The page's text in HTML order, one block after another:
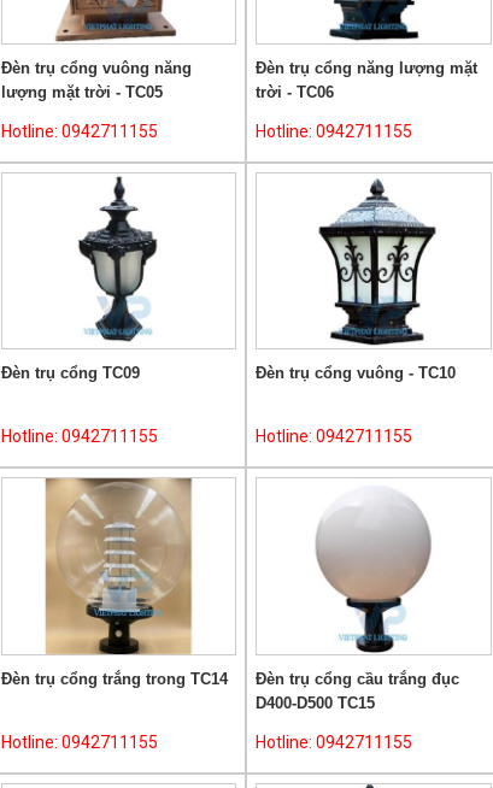
Đèn trụ cổng vuông năng
lượng mặt trời - TC05
Hotline: 0942711155
Đèn trụ cổng năng lượng mặt
trời - TC06
Hotline: 0942711155
Đèn trụ cổng TC09
Hotline: 0942711155
Đèn trụ cổng vuông - TC10
Hotline: 0942711155
Đèn trụ cổng trắng trong TC14
Hotline: 0942711155
Đèn trụ cổng cầu trắng đục
D400-D500 TC15
Hotline: 0942711155